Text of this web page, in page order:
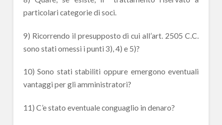
particolari categorie di soci.
9) Ricorrendo il presupposto di cui all’art. 2505 C.C.
sono stati omessi i punti 3), 4) e 5)?
10) Sono stati stabiliti oppure emergono eventuali
vantaggi per gli amministratori?
11) C’e stato eventuale conguaglio in denaro?